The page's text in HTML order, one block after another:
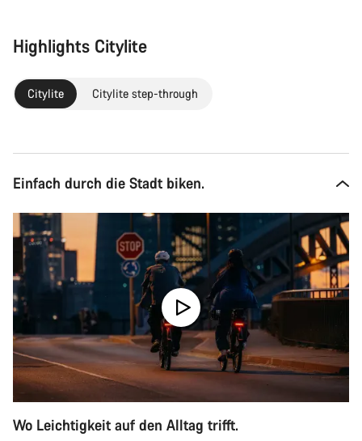
Highlights Citylite
Citylite Citylite step-through
Einfach durch die Stadt biken.
Wo Leichtigkeit auf den Alltag trifft.